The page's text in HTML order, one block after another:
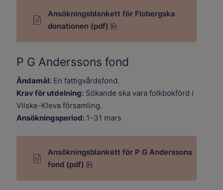
Ansökningsblankett för Flobergska
donationen (pdf)
P G Anderssons fond
Ändamål: En fattigvårdsfond.
Krav för utdelning: Sökande ska vara folkbokförd i
Vilske-Kleva församling.
Ansökningsperiod: 1–31 mars
Ansökningsblankett för P G Anderssons
fond (pdf)